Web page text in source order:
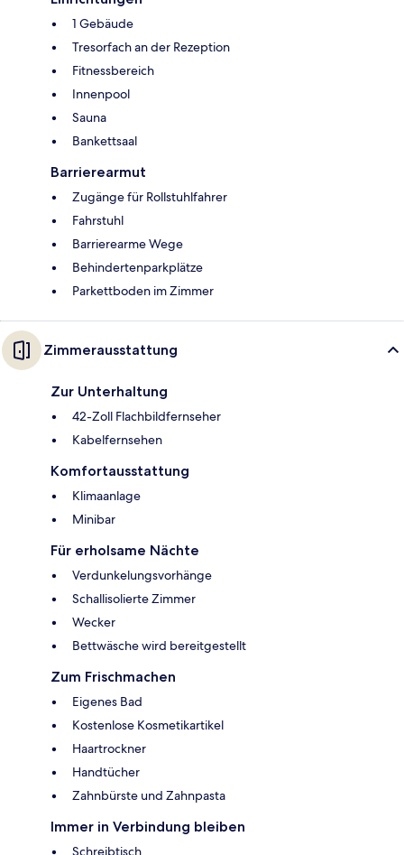
1 Gebäude
Tresorfach an der Rezeption
Fitnessbereich
Innenpool
Sauna
Bankettsaal
Barrierearmut
Zugänge für Rollstuhlfahrer
Fahrstuhl
Barrierearme Wege
Behindertenparkplätze
Parkettboden im Zimmer
Zimmerausstattung
Zur Unterhaltung
42-Zoll Flachbildfernseher
Kabelfernsehen
Komfortausstattung
Klimaanlage
Minibar
Für erholsame Nächte
Verdunkelungsvorhänge
Schallisolierte Zimmer
Wecker
Bettwäsche wird bereitgestellt
Zum Frischmachen
Eigenes Bad
Kostenlose Kosmetikartikel
Haartrockner
Handtücher
Zahnbürste und Zahnpasta
Immer in Verbindung bleiben
Schreibtisch